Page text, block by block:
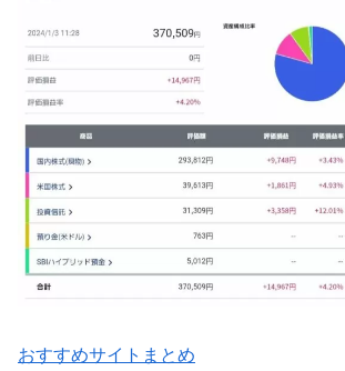
おすすめサイトまとめ